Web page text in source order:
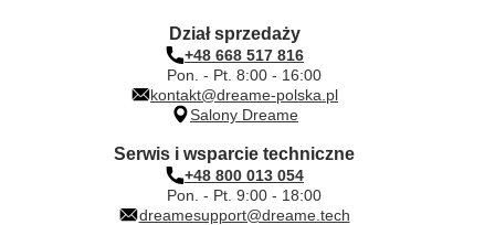
Dział sprzedaży
+48 668 517 816
Pon. - Pt. 8:00 - 16:00
kontakt@dreame-polska.pl
Salony Dreame
Serwis i wsparcie techniczne
+48 800 013 054
Pon. - Pt. 9:00 - 18:00
dreamesupport@dreame.tech